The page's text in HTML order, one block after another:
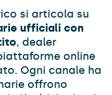
si articola su
ufficiali con
, dealer
online
Ogni canale ha
offrono